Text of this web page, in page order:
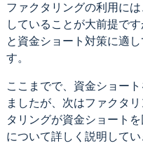
ファクタリングの利用に
していることが大前提で
と資金ショート対策に適
す。
ここまでで、資金ショー
ましたが、次はファクタ
タリングが資金ショート
について詳しく説明してい